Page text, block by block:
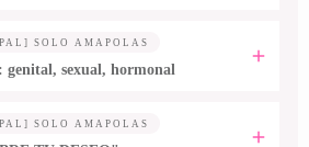
SOLO AMAPOLAS
sexual, hormonal
SOLO AMAPOLAS